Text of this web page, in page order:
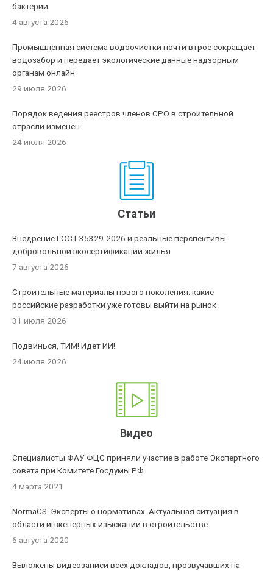
бактерии
4 августа 2026
Промышленная система водоочистки почти втрое сокращает
водозабор и передает экологические данные надзорным
органам онлайн
29 июля 2026
Порядок ведения реестров членов СРО в строительной
отрасли изменен
24 июля 2026
Статьи
Внедрение ГОСТ 35329-2026 и реальные перспективы
добровольной экосертификации жилья
7 августа 2026
Строительные материалы нового поколения: какие
российские разработки уже готовы выйти на рынок
31 июля 2026
Подвинься, ТИМ! Идет ИИ!
24 июля 2026
Видео
Специалисты ФАУ ФЦС приняли участие в работе Экспертного
совета при Комитете Госдумы РФ
4 марта 2021
NormaCS. Эксперты о нормативах. Актуальная ситуация в
области инженерных изысканий в строительстве
6 августа 2020
Выложены видеозаписи всех докладов, прозвучавших на